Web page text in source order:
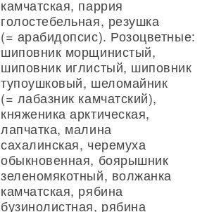
камчатская, паррия
голостебельная, резушка
(= арабидопсис). Розоцветные:
шиповник морщинистый,
шиповник иглистый, шиповник
тупоушковый, шеломайник
(= лабазник камчатский),
княженика арктическая,
лапчатка, малина
сахалинская, черемуха
обыкновенная, боярышник
зеленомякотный, волжанка
камчатская, рябина
бузинолистная, рябина